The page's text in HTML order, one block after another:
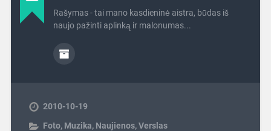
Rašymas - tai mano kasdieninė aistra, būdas iš
naujo pažinti aplinką ir malonumas...
2010-10-19
Foto, Muzika, Naujienos,Verslas